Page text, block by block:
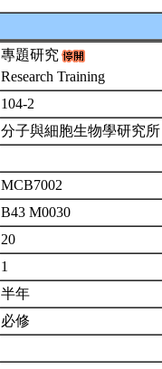
專題研究
Research Training
104-2
分子與細胞生物學研究所
MCB7002
B43 M0030
20
1
半年
必修